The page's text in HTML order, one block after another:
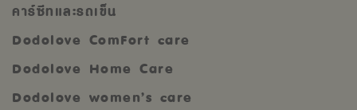
คาร์ซีทและรถเข็น
Dodolove ComFort care
Dodolove Home Care
Dodolove women’s care